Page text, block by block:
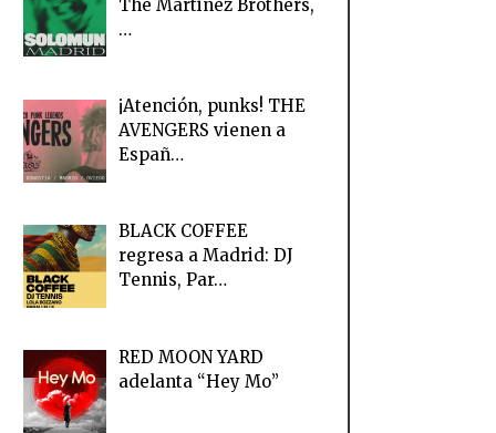
The Martinez Brothers,
…
¡Atención, punks! THE
AVENGERS vienen a
Españ…
BLACK COFFEE
regresa a Madrid: DJ
Tennis, Par…
RED MOON YARD
adelanta “Hey Mo”